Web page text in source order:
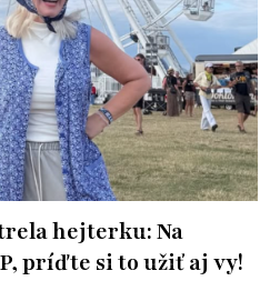
hejterku: Na
príďte si to užiť aj vy!